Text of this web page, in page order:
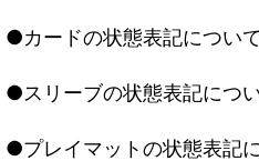
●カードの状態表記につい
●スリーブの状態表記につ
●プレイマットの状態表記